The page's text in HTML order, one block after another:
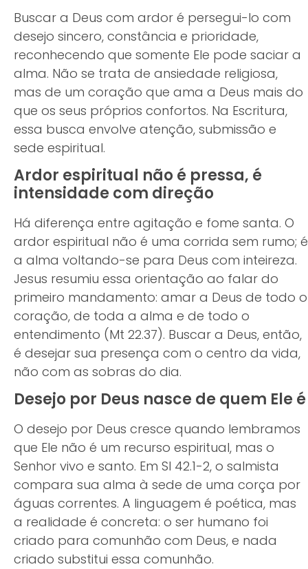
Buscar a Deus com ardor é persegui-lo com
desejo sincero, constância e prioridade,
reconhecendo que somente Ele pode saciar a
alma. Não se trata de ansiedade religiosa,
mas de um coração que ama a Deus mais do
que os seus próprios confortos. Na Escritura,
essa busca envolve atenção, submissão e
sede espiritual.
Ardor espiritual não é pressa, é
intensidade com direção
Há diferença entre agitação e fome santa. O
ardor espiritual não é uma corrida sem rumo; é
a alma voltando-se para Deus com inteireza.
Jesus resumiu essa orientação ao falar do
primeiro mandamento: amar a Deus de todo o
coração, de toda a alma e de todo o
entendimento (Mt 22.37). Buscar a Deus, então,
é desejar sua presença com o centro da vida,
não com as sobras do dia.
Desejo por Deus nasce de quem Ele é
O desejo por Deus cresce quando lembramos
que Ele não é um recurso espiritual, mas o
Senhor vivo e santo. Em Sl 42.1-2, o salmista
compara sua alma à sede de uma corça por
águas correntes. A linguagem é poética, mas
a realidade é concreta: o ser humano foi
criado para comunhão com Deus, e nada
criado substitui essa comunhão.